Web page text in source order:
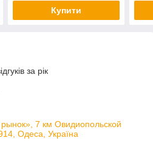
Купити
за рік
7 км Овидиопольской
Одеса, Україна